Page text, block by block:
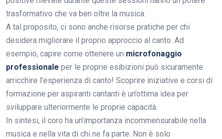
trasformativo che va ben oltre la musica.
A tal proposito, ci sono anche risorse pratiche per chi
desidera migliorare il proprio approccio al canto. Ad
esempio, capire come ottenere un microfonaggio
professionale per le proprie esibizioni può sicuramente
arricchire l’esperienza di canto! Scoprire iniziative e corsi di
formazione per aspiranti cantanti è un’ottima idea per
sviluppare ulteriormente le proprie capacità.
In sintesi, il coro ha un’importanza incommensurabile nella
musica e nella vita di chi ne fa parte. Non è solo